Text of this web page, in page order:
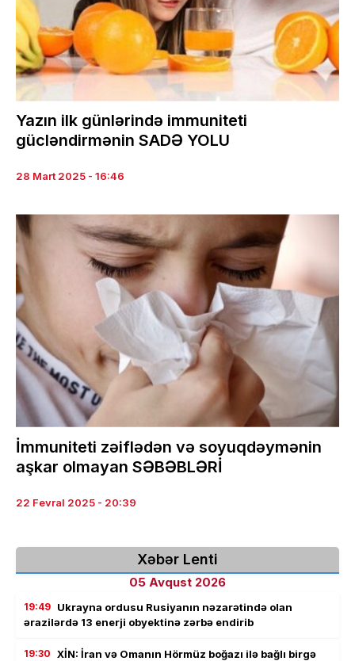
Yazın ilk günlərində immuniteti
gücləndirmənin SADƏ YOLU
28 Mart 2025 - 16:46
İmmuniteti zəiflədən və soyuqdəymənin
aşkar olmayan SƏBƏBLƏRİ
22 Fevral 2025 - 20:39
Xəbər Lenti
05 Avqust 2026
19:49 Ukrayna ordusu Rusiyanın nəzarətində olan
ərazilərdə 13 enerji obyektinə zərbə endirib
19:30 XİN: İran və Omanın Hörmüz boğazı ilə bağlı birgə